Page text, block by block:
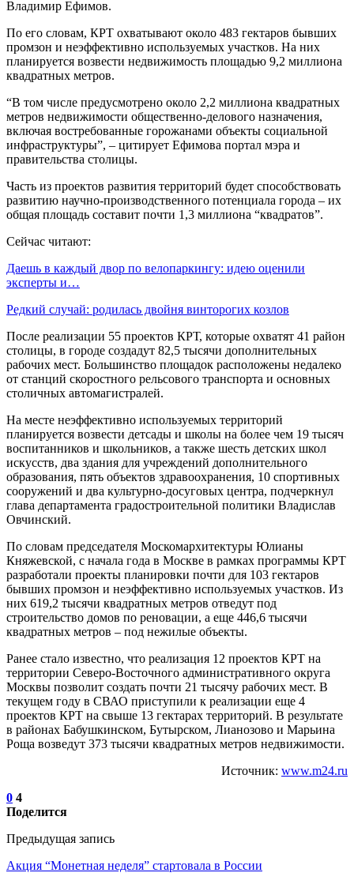
Владимир Ефимов.
По его словам, КРТ охватывают около 483 гектаров бывших
промзон и неэффективно используемых участков. На них
планируется возвести недвижимость площадью 9,2 миллиона
квадратных метров.
“В том числе предусмотрено около 2,2 миллиона квадратных
метров недвижимости общественно-делового назначения,
включая востребованные горожанами объекты социальной
инфраструктуры”, – цитирует Ефимова портал мэра и
правительства столицы.
Часть из проектов развития территорий будет способствовать
развитию научно-производственного потенциала города – их
общая площадь составит почти 1,3 миллиона “квадратов”.
Сейчас читают:
Даешь в каждый двор по велопаркингу: идею оценили
эксперты и…
Редкий случай: родилась двойня винторогих козлов
После реализации 55 проектов КРТ, которые охватят 41 район
столицы, в городе создадут 82,5 тысячи дополнительных
рабочих мест. Большинство площадок расположены недалеко
от станций скоростного рельсового транспорта и основных
столичных автомагистралей.
На месте неэффективно используемых территорий
планируется возвести детсады и школы на более чем 19 тысяч
воспитанников и школьников, а также шесть детских школ
искусств, два здания для учреждений дополнительного
образования, пять объектов здравоохранения, 10 спортивных
сооружений и два культурно-досуговых центра, подчеркнул
глава департамента градостроительной политики Владислав
Овчинский.
По словам председателя Москомархитектуры Юлианы
Княжевской, с начала года в Москве в рамках программы КРТ
разработали проекты планировки почти для 103 гектаров
бывших промзон и неэффективно используемых участков. Из
них 619,2 тысячи квадратных метров отведут под
строительство домов по реновации, а еще 446,6 тысячи
квадратных метров – под нежилые объекты.
Ранее стало известно, что реализация 12 проектов КРТ на
территории Северо-Восточного административного округа
Москвы позволит создать почти 21 тысячу рабочих мест. В
текущем году в СВАО приступили к реализации еще 4
проектов КРТ на свыше 13 гектарах территорий. В результате
в районах Бабушкинском, Бутырском, Лианозово и Марьина
Роща возведут 373 тысячи квадратных метров недвижимости.
Источник: www.m24.ru
0 4
Поделится
Предыдущая запись
Акция “Монетная неделя” стартовала в России